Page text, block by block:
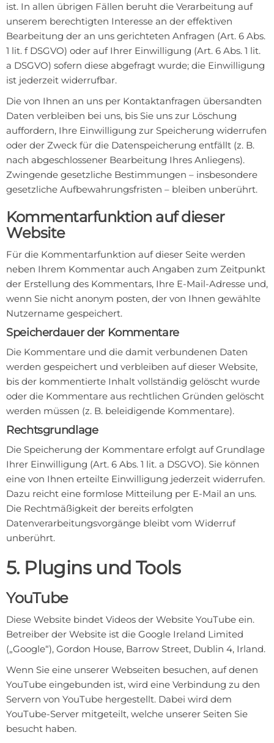
ist. In allen übrigen Fällen beruht die Verarbeitung auf
unserem berechtigten Interesse an der effektiven
Bearbeitung der an uns gerichteten Anfragen (Art. 6 Abs.
1 lit. f DSGVO) oder auf Ihrer Einwilligung (Art. 6 Abs. 1 lit.
a DSGVO) sofern diese abgefragt wurde; die Einwilligung
ist jederzeit widerrufbar.
Die von Ihnen an uns per Kontaktanfragen übersandten
Daten verbleiben bei uns, bis Sie uns zur Löschung
auffordern, Ihre Einwilligung zur Speicherung widerrufen
oder der Zweck für die Datenspeicherung entfällt (z. B.
nach abgeschlossener Bearbeitung Ihres Anliegens).
Zwingende gesetzliche Bestimmungen – insbesondere
gesetzliche Aufbewahrungsfristen – bleiben unberührt.
Kommentar­funktion auf dieser
Website
Für die Kommentarfunktion auf dieser Seite werden
neben Ihrem Kommentar auch Angaben zum Zeitpunkt
der Erstellung des Kommentars, Ihre E-Mail-Adresse und,
wenn Sie nicht anonym posten, der von Ihnen gewählte
Nutzername gespeichert.
Speicherdauer der Kommentare
Die Kommentare und die damit verbundenen Daten
werden gespeichert und verbleiben auf dieser Website,
bis der kommentierte Inhalt vollständig gelöscht wurde
oder die Kommentare aus rechtlichen Gründen gelöscht
werden müssen (z. B. beleidigende Kommentare).
Rechtsgrundlage
Die Speicherung der Kommentare erfolgt auf Grundlage
Ihrer Einwilligung (Art. 6 Abs. 1 lit. a DSGVO). Sie können
eine von Ihnen erteilte Einwilligung jederzeit widerrufen.
Dazu reicht eine formlose Mitteilung per E-Mail an uns.
Die Rechtmäßigkeit der bereits erfolgten
Datenverarbeitungsvorgänge bleibt vom Widerruf
unberührt.
5. Plugins und Tools
YouTube
Diese Website bindet Videos der Website YouTube ein.
Betreiber der Website ist die Google Ireland Limited
(„Google“), Gordon House, Barrow Street, Dublin 4, Irland.
Wenn Sie eine unserer Webseiten besuchen, auf denen
YouTube eingebunden ist, wird eine Verbindung zu den
Servern von YouTube hergestellt. Dabei wird dem
YouTube-Server mitgeteilt, welche unserer Seiten Sie
besucht haben.